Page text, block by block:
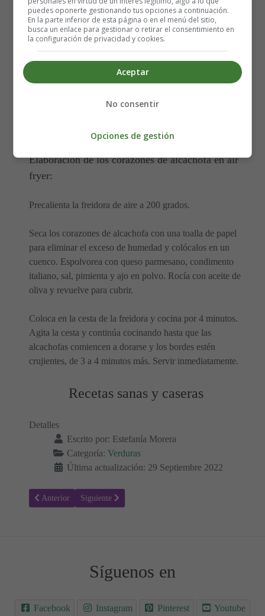
Los ingredientes que necesitas:
1 lata de corazones de alcachofa en agua
2 cucharaditas de queso parmesano rallado
¼ cucharadita de condimento italiano
⅛ cucharadita de pimienta negra
1 cucharada de aceite de oliva
Elaboración de los corazones de alcachofa en air
fryer:
Precalienta la freidora de aire a 200 grados.
Seca los corazones de alcachofa con una toalla de papel
para eliminar el exceso de humedad y colócalos en un
cuenco. Espolvorea con queso parmesano, condimento
italiano, sal, pimienta y ajo en polvo. Rocía con aceite de
oliva y revuelve para cubrir.
Coloca en la cesta de la freidora y cocina por 4 minutos.
Agita la cesta y continúa cocinando hasta que las
alcachofas comiencen a dorarse y los bordes estén
crujientes, de 3 a 4 minutos más. Servir inmediatamente.
Recetas sanas y caseras
Detalles
Escrito por: Estefanía Morera
Categoría: Verduras
Última actualización: 29 Septiembre 2022
Artículo anterior: Receta para hacer Coles de Bruselas asadas con
Anterior Artículo siguiente: Receta para hacer Alcachofas
Siguiente
Síguenos en
Facebook Instagram Pinterest Youtube
puedes oponerte gestionando tus opciones a continuación.
En la parte inferior de esta página o en el menú del sitio,
busca un enlace para gestionar o retirar el consentimiento en
la configuración de privacidad y cookies.
Aceptar
No consentir
Opciones de gestión